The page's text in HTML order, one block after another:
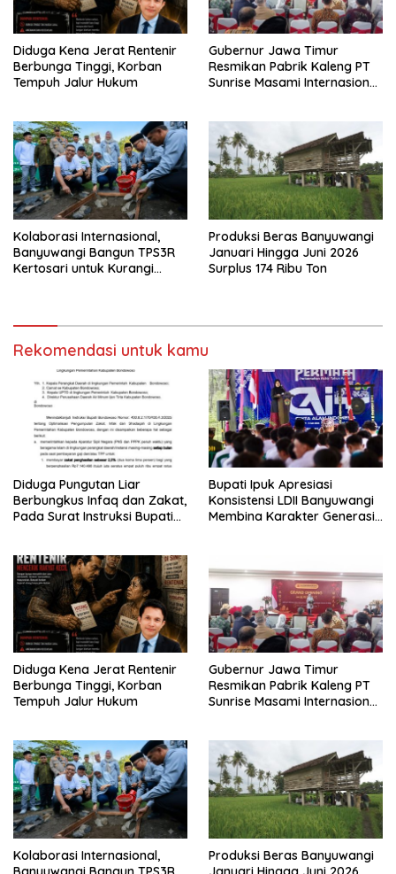
Diduga Kena Jerat Rentenir
Berbunga Tinggi, Korban
Tempuh Jalur Hukum
Gubernur Jawa Timur
Resmikan Pabrik Kaleng PT
Sunrise Masami Internasional,
Kolaborasi Internasional,
Banyuwangi Bangun TPS3R
Kertosari untuk Kurangi
Produksi Beras Banyuwangi
Januari Hingga Juni 2026
Surplus 174 Ribu Ton
Rekomendasi untuk kamu
Diduga Pungutan Liar
Berbungkus Infaq dan Zakat,
Pada Surat Instruksi Bupati
Bupati Ipuk Apresiasi
Konsistensi LDII Banyuwangi
Membina Karakter Generasi
Diduga Kena Jerat Rentenir
Berbunga Tinggi, Korban
Tempuh Jalur Hukum
Gubernur Jawa Timur
Resmikan Pabrik Kaleng PT
Sunrise Masami Internasional,
Kolaborasi Internasional,
Produksi Beras Banyuwangi